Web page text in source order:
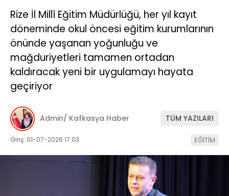
Rize İl Millî Eğitim Müdürlüğü, her yıl kayıt
döneminde okul öncesi eğitim kurumlarının
önünde yaşanan yoğunluğu ve
mağduriyetleri tamamen ortadan
kaldıracak yeni bir uygulamayı hayata
geçiriyor
Admin/ Kafkasya Haber TÜM YAZILARI
Giriş: 01-07-2026 17:03 EĞİTİM